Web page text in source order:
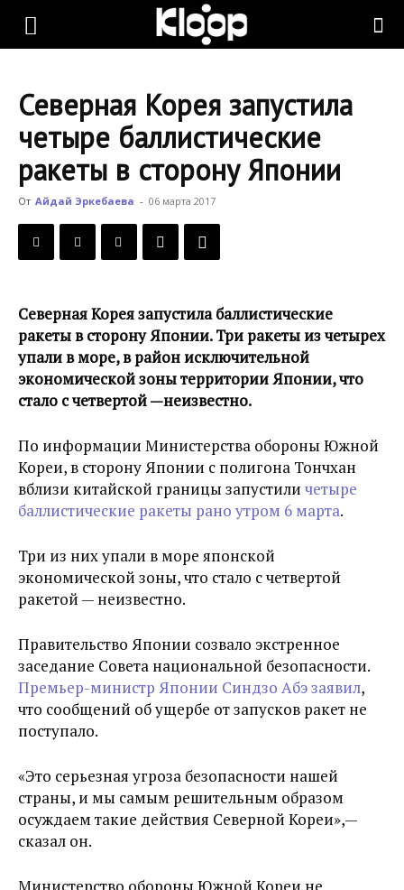
KLOOP.KG
Новости
Кыргызстана
Северная Корея запустила
четыре баллистические
ракеты в сторону Японии
От Айдай Эркебаева - 06 марта 2017
Северная Корея запустила баллистические
ракеты в сторону Японии. Три ракеты из четырех
упали в море, в район исключительной
экономической зоны территории Японии, что
стало с четвертой —неизвестно.
По информации Министерства обороны Южной
Кореи, в сторону Японии с полигона Тончхан
вблизи китайской границы запустили четыре
баллистические ракеты рано утром 6 марта.
Три из них упали в море японской
экономической зоны, что стало с четвертой
ракетой — неизвестно.
Правительство Японии созвало экстренное
заседание Совета национальной безопасности.
Премьер-министр Японии Синдзо Абэ заявил,
что сообщений об ущербе от запусков ракет не
поступало.
«Это серьезная угроза безопасности нашей
страны, и мы самым решительным образом
осуждаем такие действия Северной Кореи»,—
сказал он.